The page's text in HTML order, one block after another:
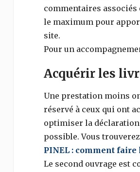
commentaires associés
le maximum pour
site.
Pour un
Acquérir les
Une prestation moins
réservé à ceux qui ont
optimiser la
possible. Vous
PINEL : comment
Le second ouvrage est